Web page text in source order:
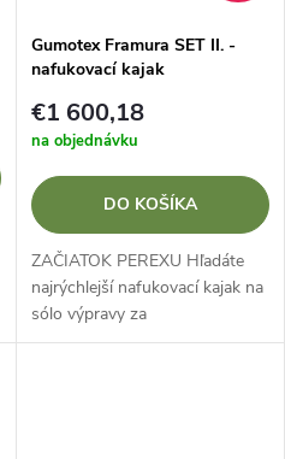
Gumotex Framura SET II. -
nafukovací kajak
€1 600,18
na objednávku
DO KOŠÍKA
ZAČIATOK PEREXU Hľadáte
najrýchlejší nafukovací kajak na
sólo výpravy za
bezkonkurenčnú cenu?Zľava